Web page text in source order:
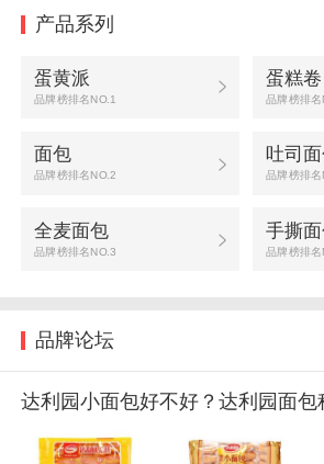
产品系列
蛋黄派
品牌榜排名NO.1
蛋糕卷
品牌榜排名
面包
品牌榜排名NO.2
吐司
品牌榜排名
全麦面包
品牌榜排名NO.3
手撕
品牌榜排名
品牌论坛
达利园小面包好不好？达利园面包